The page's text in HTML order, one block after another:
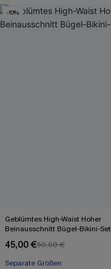
-10%
Geblümtes High-Waist Hoher
Beinausschnitt Bügel-Bikini-Set
45,00 €50,00 €
Mit Gratis-Maßband
Separate Größen